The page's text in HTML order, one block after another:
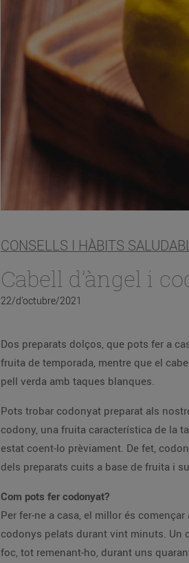
CONSELLS I HÀBITS
22/d’octubre/2021
Dos preparats dolços, que pots fer a
fruita de temporada, mentre que el
pell verda amb taques blanques.
Pots trobar codonyat preparat als
codony, una fruita característica de la
estat coent-lo prèviament. De fet,
dels preparats cuits a base de fruita i
Com pots fer codonyat?
Per fer-ne a casa, el millor és
codonys pelats durant vint minuts. Un
foc, tot remenant-ho, durant uns